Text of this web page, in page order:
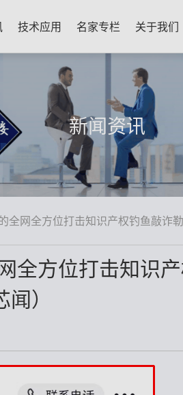
技术应用 名家专栏 关于我们
新闻资讯
全网全方位打击知识产权钓鱼敲诈
全方位打击知识
）